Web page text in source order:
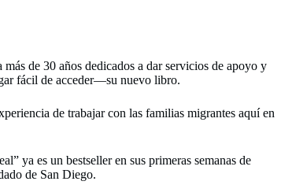
más de 30 años dedicados a dar servicios de apoyo y
fácil de acceder—su nuevo libro.
de trabajar con las familias migrantes aquí en
ya es un bestseller en sus primeras semanas de
de San Diego.